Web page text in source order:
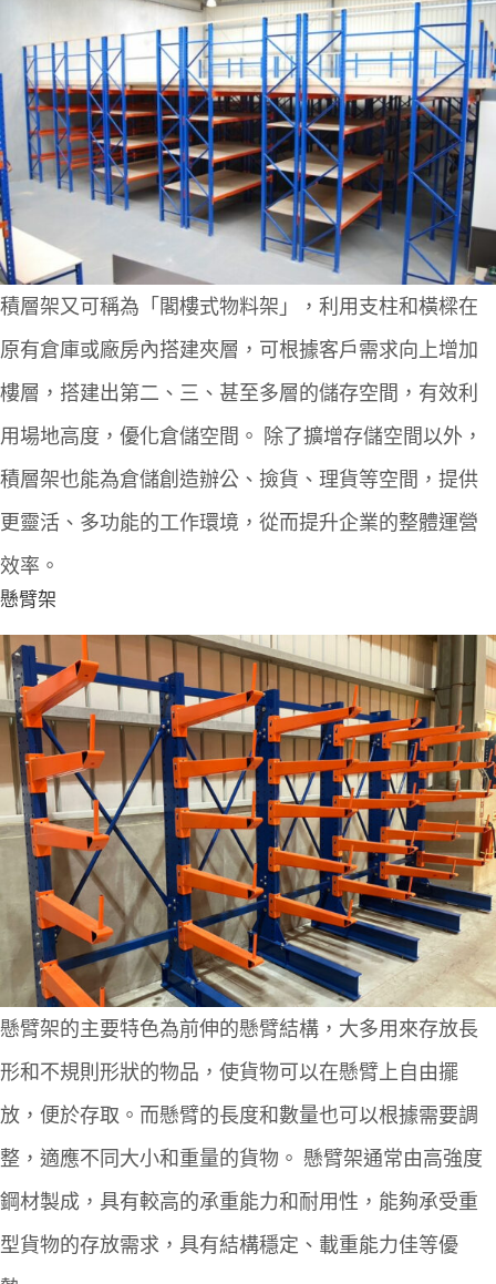
積層架又可稱為「閣樓式物料架」，利用支柱和橫樑在
原有倉庫或廠房內搭建夾層，可根據客戶需求向上增加
樓層，搭建出第二、三、甚至多層的儲存空間，有效利
用場地高度，優化倉儲空間。
除了擴增存儲空間以外，
積層架也能為倉儲創造辦公、撿貨、理貨等空間，提供
更靈活、多功能的工作環境，從而提升企業的整體運營
效率。
懸臂架
懸臂架的主要特色為前伸的懸臂結構，大多用來存放長
形和不規則形狀的物品，使貨物可以在懸臂上自由擺
放，便於存取。而懸臂的長度和數量也可以根據需要調
整，適應不同大小和重量的貨物。 懸臂架通常由高強度
鋼材製成，具有較高的承重能力和耐用性，能夠承受重
型貨物的存放需求，具有結構穩定、載重能力佳等優